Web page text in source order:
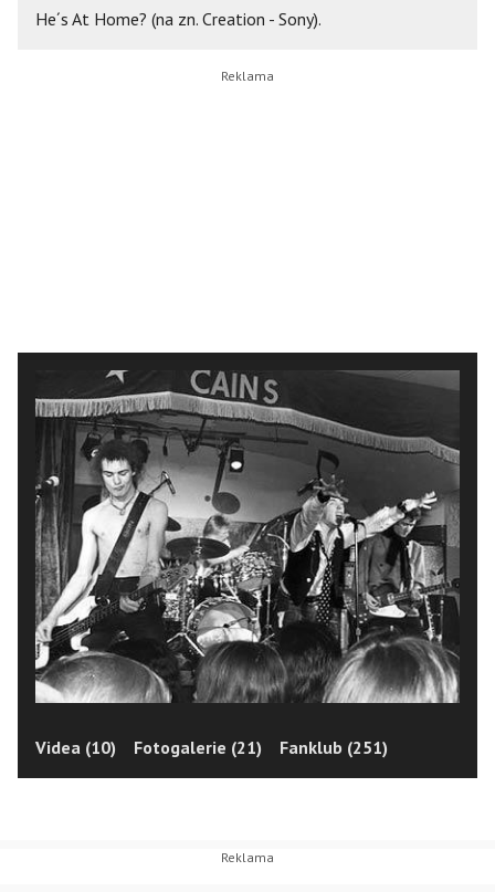
He´s At Home? (na zn. Creation - Sony).
Videa (10) Fotogalerie (21) Fanklub (251)